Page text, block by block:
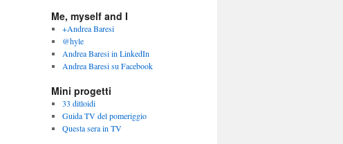
Me, myself and I
+Andrea Baresi
@hyle
Andrea Baresi in LinkedIn
Andrea Baresi su Facebook
Mini progetti
33 ditloidi
Guida TV del pomeriggio
Questa sera in TV